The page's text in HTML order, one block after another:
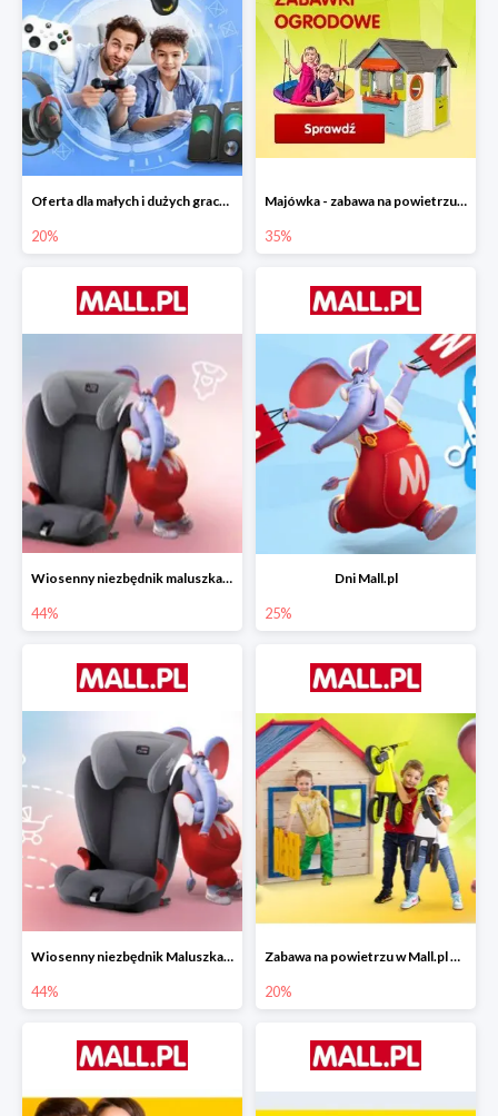
Oferta dla małych i dużych graczy w Mall.pl do -20%
20%
Majówka - zabawa na powietrzu do -35%
35%
Wiosenny niezbędnik maluszka do -44% taniej
44%
Dni Mall.pl
25%
Wiosenny niezbędnik Maluszka w Mall.pl do -44%
44%
Zabawa na powietrzu w Mall.pl do -20%
20%